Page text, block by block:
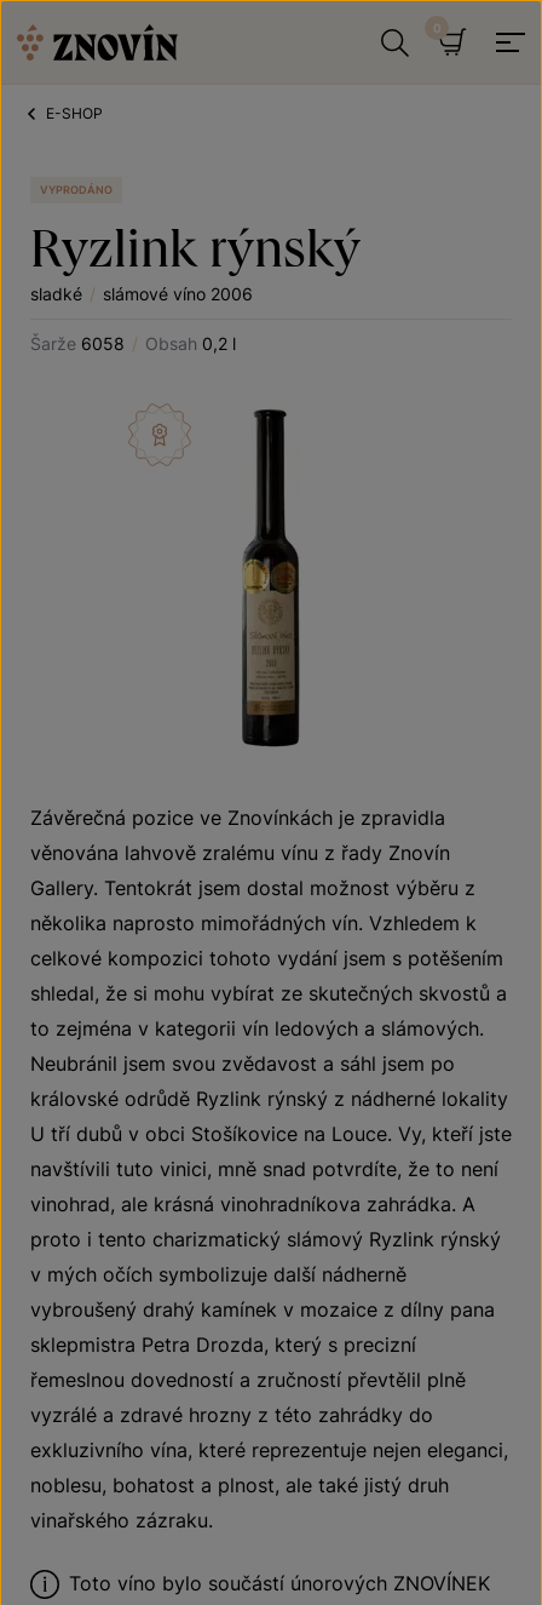
E-SHOP
VYPRODÁNO
Ryzlink rýnský
sladké / slámové víno 2006
Šarže 6058 / Obsah 0,2 l
Závěrečná pozice ve Znovínkách je zpravidla
věnována lahvově zralému vínu z řady Znovín
Gallery. Tentokrát jsem dostal možnost výběru z
několika naprosto mimořádných vín. Vzhledem k
celkové kompozici tohoto vydání jsem s potěšením
shledal, že si mohu vybírat ze skutečných skvostů a
to zejména v kategorii vín ledových a slámových.
Neubránil jsem svou zvědavost a sáhl jsem po
královské odrůdě Ryzlink rýnský z nádherné lokality
U tří dubů v obci Stošíkovice na Louce. Vy, kteří jste
navštívili tuto vinici, mně snad potvrdíte, že to není
vinohrad, ale krásná vinohradníkova zahrádka. A
proto i tento charizmatický slámový Ryzlink rýnský
v mých očích symbolizuje další nádherně
vybroušený drahý kamínek v mozaice z dílny pana
sklepmistra Petra Drozda, který s precizní
řemeslnou dovedností a zručností převtělil plně
vyzrálé a zdravé hrozny z této zahrádky do
exkluzivního vína, které reprezentuje nejen eleganci,
noblesu, bohatost a plnost, ale také jistý druh
vinařského zázraku.
Toto víno bylo součástí únorových ZNOVÍNEK